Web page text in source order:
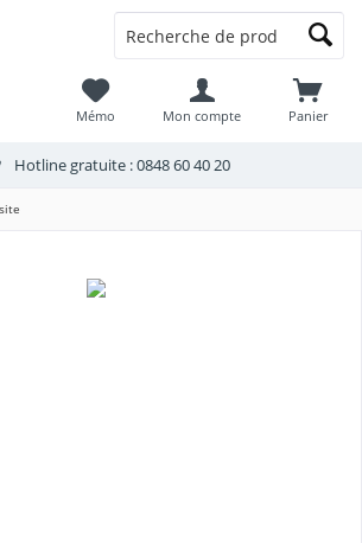
Hotline gratuite : 0848 60 40 20
Panier
Mémo Mon compte